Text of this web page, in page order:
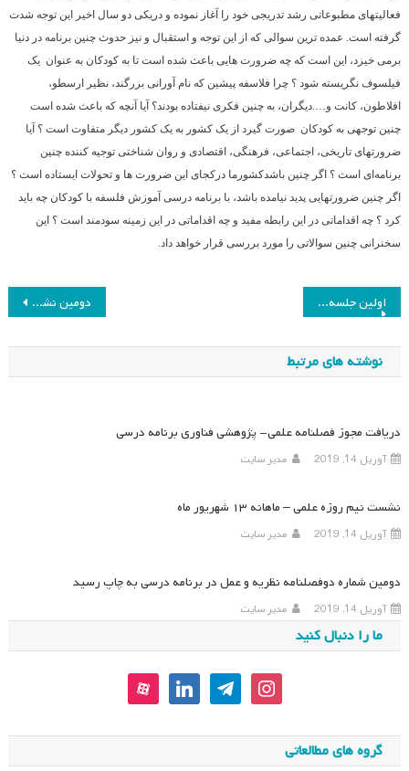
فعالیتهای مطبوعاتی رشد تدریجی خود را آغاز نموده و دریکی دو سال اخیر این توجه شدت
گرفته است. عمده ترین سوالی که از این توجه و استقبال و نیز حدوث چنین برنامه در دنیا
برمی خیزد، این است که چه ضرورت هایی باعث شده است تا به کودکان به عنوان یک
فیلسوف نگریسته شود ؟ چرا فلاسفه پیشین که نام آورانی بزرگند، نظیر ارسطو،
افلاطون، کانت و….دیگران، به چنین فکری نیفتاده بودند؟ آیا آنچه که باعث شده است
چنین توجهی به کودکان صورت گیرد از یک کشور به یک کشور دیگر متفاوت است ؟ آیا
ضرورتهای تاریخی، اجتماعی، فرهنگی، اقتصادی و روان شناختی توجیه کننده چنین
برنامه‌ای است ؟ اگر چنین باشدکشورما درکجای این ضرورت ها و تحولات ایستاده است ؟
اگر چنین ضرورتهایی پدید نیامده باشد، با برنامه درسی آموزش فلسفه با کودکان چه باید
کرد ؟ چه اقداماتی در این رابطه مفید و چه اقداماتی در این زمینه سودمند است ؟ این
سخنرانی چنین سوالاتی را مورد بررسی قرار خواهد داد.
راهبری
نوشته
دومین نشست علمی ماهانه انجمن مطالعات برنامه درسی ایران در سال ۸۶ اولین جلسه کمیته علمی همایش هفتم
نوشته های مرتبط
دریافت مجوز فصلنامه علمی- پژوهشی فناوری برنامه درسی
آوریل 14, 2019 مدیر سایت
نشست نیم روزه علمی – ماهانه ۱۳ شهریور ماه
آوریل 14, 2019 مدیر سایت
دومین شماره دوفصلنامه نظریه و عمل در برنامه درسی به چاپ رسید
آوریل 14, 2019 مدیر سایت
ما را دنبال کنید
instagram
telegram
linkedin
aparat
گروه های مطالعاتی